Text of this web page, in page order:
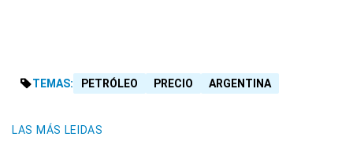
TEMAS: PETRÓLEO PRECIO ARGENTINA
LAS MÁS LEIDAS